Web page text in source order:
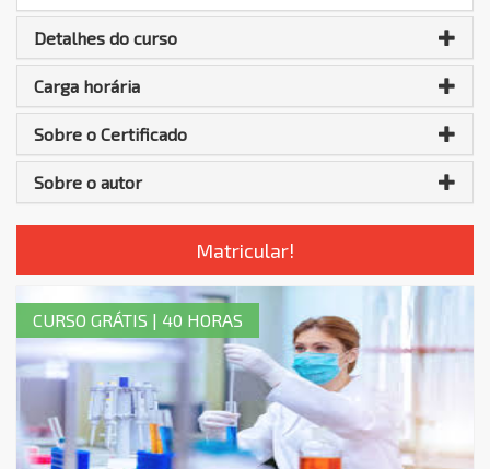
Detalhes do curso
Carga horária
Sobre o Certificado
Sobre o autor
Matricular!
CURSO GRÁTIS | 40 HORAS